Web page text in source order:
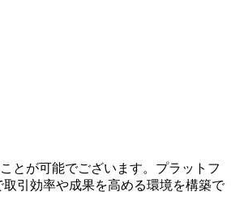
とが可能でございます。プラットフ
引効率や成果を高める環境を構築で